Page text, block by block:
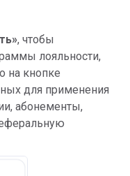
, чтобы
лояльности,
на кнопке
для применения
абонементы,